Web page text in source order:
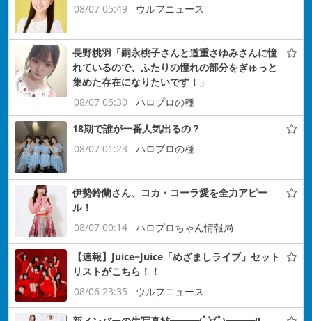
08/07 05:49
ウルフニュース
長野桃羽「嗣永桃子さんと道重さゆみさんに憧
れているので、ふたりの憧れの部分をぎゅっと
集めた存在になりたいです！」
08/07 05:30
ハロプロの種
18期で誰が一番人気出るの？
08/07 01:23
ハロプロの種
伊勢鈴蘭さん、コカ・コーラ愛を全力アピー
ル！
08/07 00:14
ハロプロちゃん情報局
【速報】Juice=Juice「めざましライブ」セット
リストがこちら！！
08/06 23:35
ウルフニュース